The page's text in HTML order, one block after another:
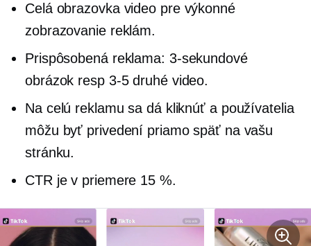
Celá obrazovkavideo pre výkonné
zobrazovanie reklám.
Prispôsobená reklama: 3-sekundové
obrázok resp 3-5druhé video.
Na celú reklamu sa dá kliknúť a používatelia
môžu byť privedení priamo späť na vašu
stránku.
CTR je v priemere 15 %.